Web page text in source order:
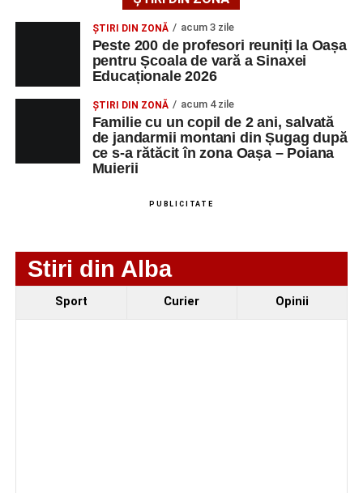
Technology Srl
OPERATOR LA
MASINI-UNELTE
NUMERICA
1 0752826367
Ultimele știri din Sebeș
ȘTIRI DIN ZONĂ acum 3 zile
Peste 200 de profesori reuniți la Oașa
pentru Școala de vară a Sinaxei
Educaționale 2026
ȘTIRI DIN ZONĂ acum 4 zile
Familie cu un copil de 2 ani, salvată
de jandarmii montani din Șugag după
ce s-a rătăcit în zona Oașa – Poiana
Muierii
PUBLICITATE
Stiri din Alba
Sport Curier Opinii